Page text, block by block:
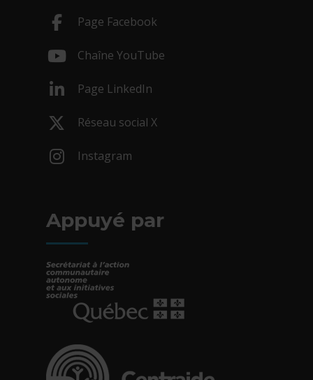
Page Facebook
Chaîne YouTube
Page LinkedIn
Réseau social X
Instagram
Appuyé par